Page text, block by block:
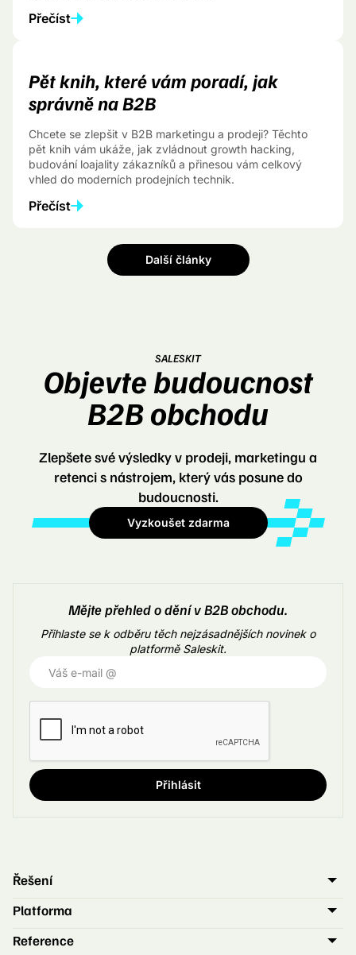
Přečíst
Pět knih, které vám poradí, jak
správně na B2B
Chcete se zlepšit v B2B marketingu a prodeji? Těchto
pět knih vám ukáže, jak zvládnout growth hacking,
budování loajality zákazníků a přinesou vám celkový
vhled do moderních prodejních technik.
Přečíst
Další články
SALESKIT
Objevte budoucnost
B2B obchodu
Zlepšete své výsledky v prodeji, marketingu a
retenci s nástrojem, který vás posune do
budoucnosti.
Vyzkoušet zdarma
Mějte přehled o dění v B2B obchodu.
Přihlaste se k odběru těch nejzásadnějších novinek o
platformě Saleskit.
Řešení
Obchodník
Obchodní ředitel
Platforma
Merk
Reference